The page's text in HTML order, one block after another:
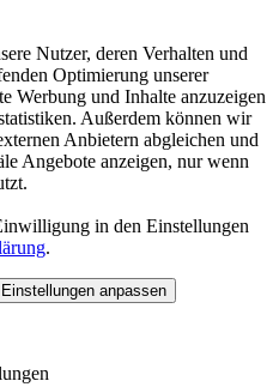
Nutzer, deren Verhalten und
Optimierung unserer
Werbung und Inhalte anzuzeigen
Außerdem können wir
Anbietern abgleichen und
Angebote anzeigen, nur wenn
in den Einstellungen
.
Einstellungen anpassen